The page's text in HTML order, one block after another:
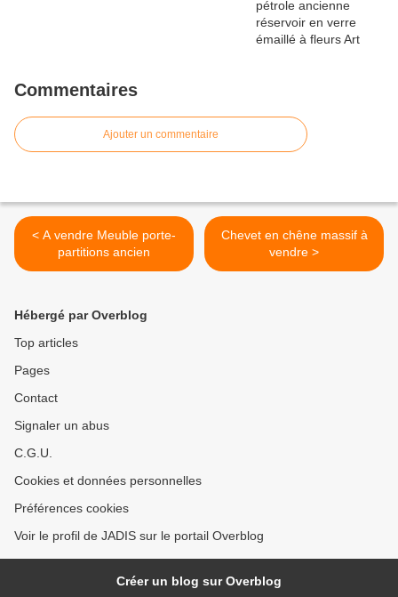
Commentaires
Ajouter un commentaire
< A vendre Meuble porte-
partitions ancien
Chevet en chêne massif à
vendre >
Hébergé par Overblog
Top articles
Pages
Contact
Signaler un abus
C.G.U.
Cookies et données personnelles
Préférences cookies
Voir le profil de JADIS sur le portail Overblog
Créer un blog sur Overblog